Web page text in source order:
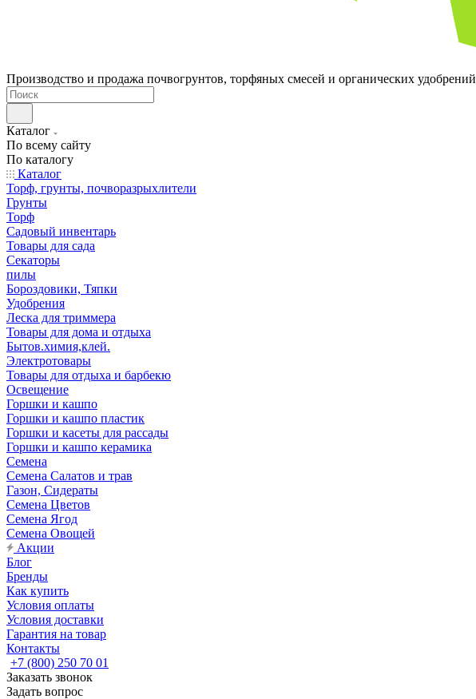
Производство и продажа почвогрунтов, торфяных смесей и органических удобрений
Каталог
По всему сайту
По каталогу
Каталог
Торф, грунты, почворазрыхлители
Грунты
Торф
Садовый инвентарь
Товары для сада
Секаторы
пилы
Бороздовики, Тяпки
Удобрения
Леска для триммера
Товары для дома и отдыха
Бытов.химия,клей.
Электротовары
Товары для отдыха и барбекю
Освещение
Горшки и кашпо
Горшки и кашпо пластик
Горшки и касеты для рассады
Горшки и кашпо керамика
Семена
Семена Салатов и трав
Газон, Сидераты
Семена Цветов
Семена Ягод
Семена Овощей
Акции
Блог
Бренды
Как купить
Условия оплаты
Условия доставки
Гарантия на товар
Контакты
+7 (800) 250 70 01
Заказать звонок
Задать вопрос